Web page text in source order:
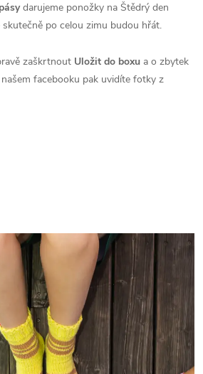
darujeme ponožky na Štědrý den
po celou zimu budou hřát.
zaškrtnout Uložit do boxu a o zbytek
facebooku pak uvidíte fotky z